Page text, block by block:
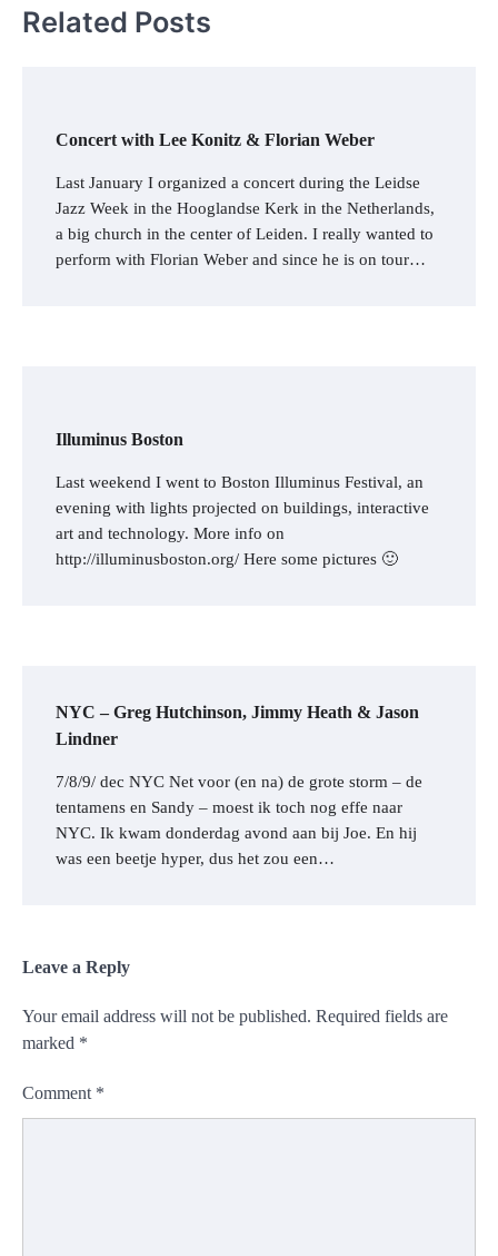
Related Posts
Concert with Lee Konitz & Florian Weber
Last January I organized a concert during the Leidse
Jazz Week in the Hooglandse Kerk in the Netherlands,
a big church in the center of Leiden. I really wanted to
perform with Florian Weber and since he is on tour…
Illuminus Boston
Last weekend I went to Boston Illuminus Festival, an
evening with lights projected on buildings, interactive
art and technology. More info on
http://illuminusboston.org/ Here some pictures 🙂
NYC – Greg Hutchinson, Jimmy Heath & Jason
Lindner
7/8/9/ dec NYC Net voor (en na) de grote storm – de
tentamens en Sandy – moest ik toch nog effe naar
NYC. Ik kwam donderdag avond aan bij Joe. En hij
was een beetje hyper, dus het zou een…
Leave a Reply
Your email address will not be published. Required fields are
marked *
Comment *